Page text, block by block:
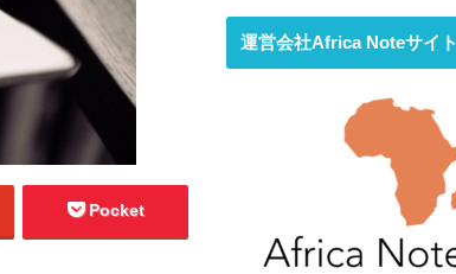
Pocket
運営会社Africa Noteサイト